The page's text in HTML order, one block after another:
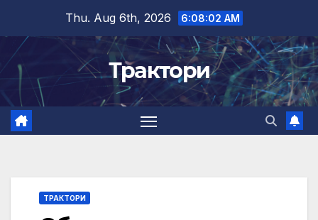
content
Thu. Aug 6th, 2026 6:08:03 AM
Трактори
ТРАКТОРИ